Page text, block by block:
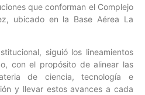
que conforman el Complejo
ubicado en la Base Aérea La
siguió los lineamientos
con el propósito de alinear las
de ciencia, tecnología e
y llevar estos avances a cada